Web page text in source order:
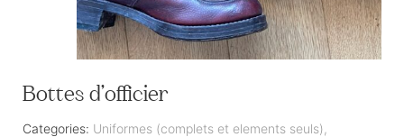
Bottes d’officier
Categories: Uniformes (complets et elements seuls),